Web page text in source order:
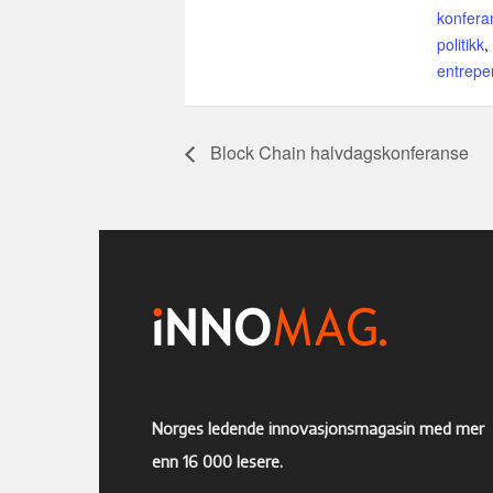
politikk,
Block Chain halvdagskonferanse
Norges ledende innovasjonsmagasin med mer
enn 16 000 lesere.